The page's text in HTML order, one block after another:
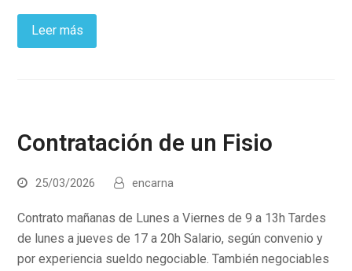
Leer más
Contratación de un Fisio
25/03/2026 encarna
Contrato mañanas de Lunes a Viernes de 9 a 13h Tardes
de lunes a jueves de 17 a 20h Salario, según convenio y
por experiencia sueldo negociable. También negociables